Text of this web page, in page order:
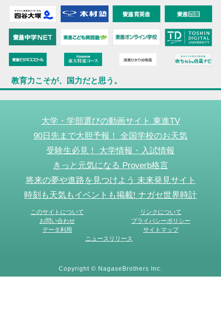
教育力こそが、国力だと思う。
大学・学部選びの動画サイト 東進TV
90日先まで大胆予報！ 全国学校のお天気
受験生必見！ 大学情報・入試情報
きっと元気になる Proverb格言
将来の夢や進路を見つけよう 未来発見サイト
時刻も天気もイベントも掲載! ナガセ世界時計
このサイトについて
リンクについて
お問い合わせ
プライバシーポリシー
データ利用
サイトマップ
ニュースリリース
Copyright © NagaseBrothers Inc.